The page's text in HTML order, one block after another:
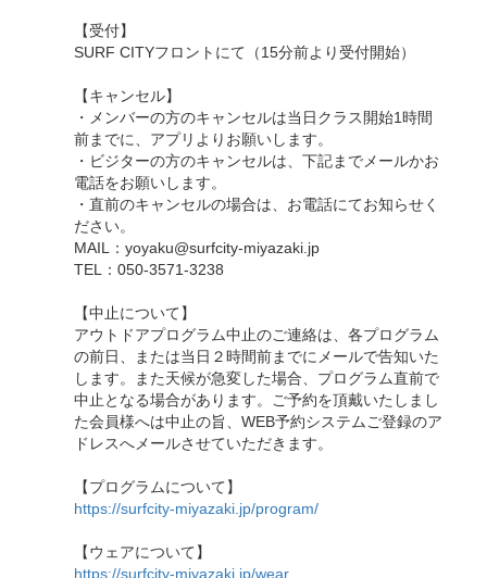
【受付】
SURF CITYフロントにて（15分前より受付開始）
【キャンセル】
・メンバーの方のキャンセルは当日クラス開始1時間
前までに、アプリよりお願いします。
・ビジターの方のキャンセルは、下記までメールかお
電話をお願いします。
・直前のキャンセルの場合は、お電話にてお知らせく
ださい。
MAIL：yoyaku@surfcity-miyazaki.jp
TEL：050-3571-3238
【中止について】
アウトドアプログラム中止のご連絡は、各プログラム
の前日、または当日２時間前までにメールで告知いた
します。また天候が急変した場合、プログラム直前で
中止となる場合があります。ご予約を頂戴いたしまし
た会員様へは中止の旨、WEB予約システムご登録のア
ドレスへメールさせていただきます。
【プログラムについて】
https://surfcity-miyazaki.jp/program/
【ウェアについて】
https://surfcity-miyazaki.jp/wear